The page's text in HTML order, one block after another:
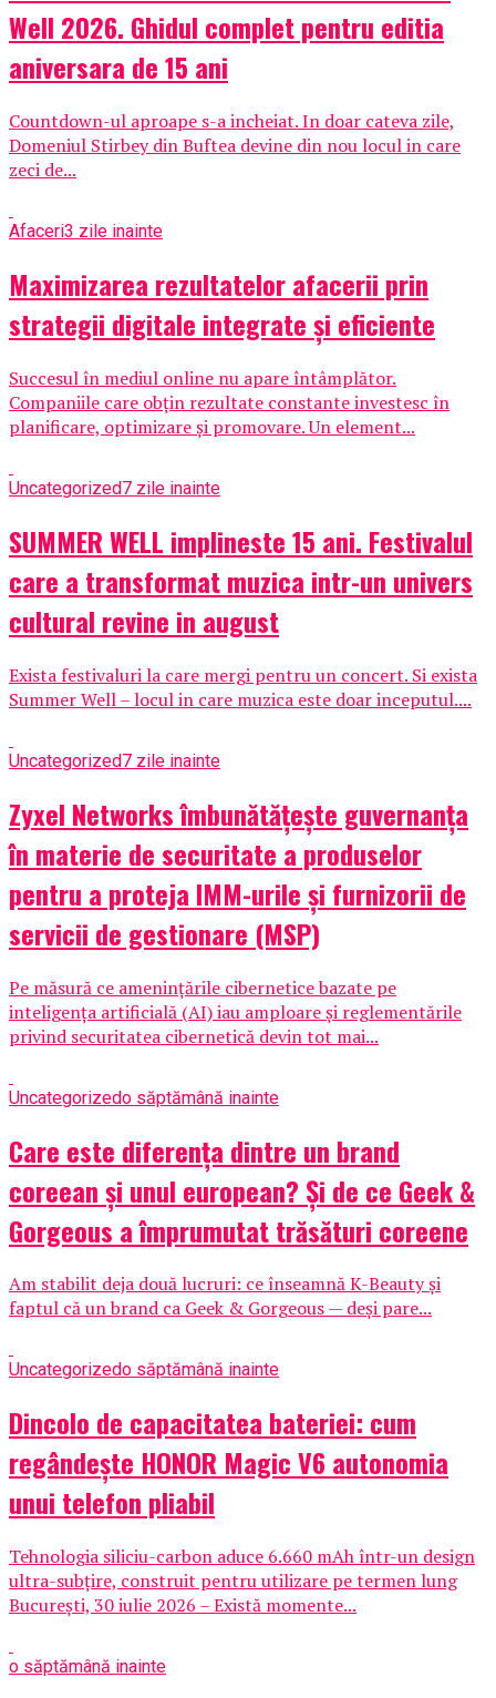
Well 2026. Ghidul complet pentru editia
aniversara de 15 ani
Countdown-ul aproape s-a incheiat. In doar cateva zile,
Domeniul Stirbey din Buftea devine din nou locul in care
zeci de...
Afaceri3 zile inainte
Maximizarea rezultatelor afacerii prin
strategii digitale integrate și eficiente
Succesul în mediul online nu apare întâmplător.
Companiile care obțin rezultate constante investesc în
planificare, optimizare și promovare. Un element...
Uncategorized7 zile inainte
SUMMER WELL implineste 15 ani. Festivalul
care a transformat muzica intr-un univers
cultural revine in august
Exista festivaluri la care mergi pentru un concert. Si exista
Summer Well – locul in care muzica este doar inceputul....
Uncategorized7 zile inainte
Zyxel Networks îmbunătățește guvernanța
în materie de securitate a produselor
pentru a proteja IMM-urile și furnizorii de
servicii de gestionare (MSP)
Pe măsură ce amenințările cibernetice bazate pe
inteligența artificială (AI) iau amploare și reglementările
privind securitatea cibernetică devin tot mai...
Uncategorizedo săptămână inainte
Care este diferența dintre un brand
coreean și unul european? Și de ce Geek &
Gorgeous a împrumutat trăsături coreene
Am stabilit deja două lucruri: ce înseamnă K-Beauty și
faptul că un brand ca Geek & Gorgeous — deși pare...
Uncategorizedo săptămână inainte
Dincolo de capacitatea bateriei: cum
regândește HONOR Magic V6 autonomia
unui telefon pliabil
Tehnologia siliciu-carbon aduce 6.660 mAh într-un design
ultra-subțire, construit pentru utilizare pe termen lung
București, 30 iulie 2026 – Există momente...
o săptămână inainte